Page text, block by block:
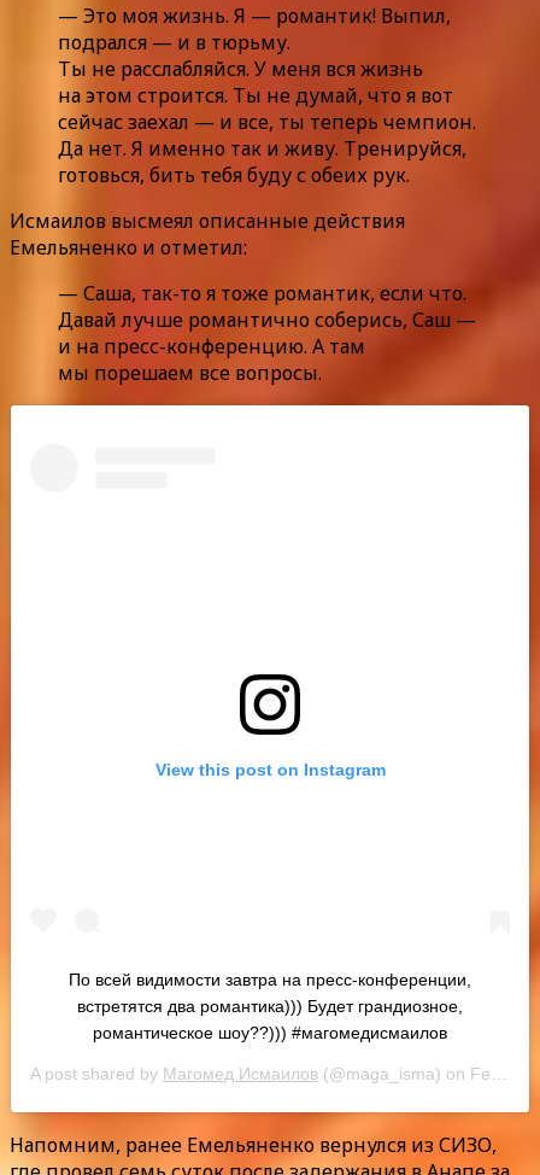
— Это моя жизнь. Я — романтик! Выпил,
подрался — и в тюрьму.
Ты не расслабляйся. У меня вся жизнь
на этом строится. Ты не думай, что я вот
сейчас заехал — и все, ты теперь чемпион.
Да нет. Я именно так и живу. Тренируйся,
готовься, бить тебя буду с обеих рук.
Исмаилов высмеял описанные действия
Емельяненко и отметил:
— Саша, так-то я тоже романтик, если что.
Давай лучше романтично соберись, Саш —
и на пресс-конференцию. А там
мы порешаем все вопросы.
View this post on Instagram
По всей видимости завтра на пресс-конференции,
встретятся два романтика))) Будет грандиозное,
романтическое шоу??))) #магомедисмаилов
A post shared by Магомед Исмаилов (@maga_isma) on Feb 6, 2020 at 8:42am PST
Напомним, ранее Емельяненко вернулся из СИЗО,